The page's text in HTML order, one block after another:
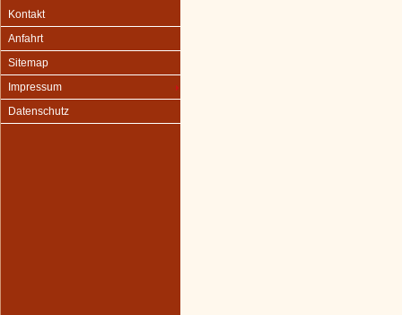
Kontakt
Anfahrt
Sitemap
Impressum
Datenschutz